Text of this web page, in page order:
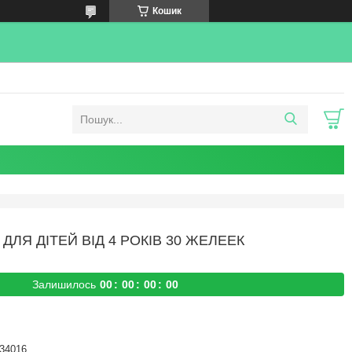
Кошик
ДЛЯ ДІТЕЙ ВІД 4 РОКІВ 30 ЖЕЛЕЕК
Залишилось 00 00 00 00
34016